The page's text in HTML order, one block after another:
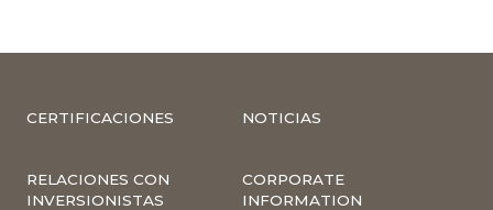
CERTIFICACIONES NOTICIAS
RELACIONES CON
INVERSIONISTAS
CORPORATE
INFORMATION